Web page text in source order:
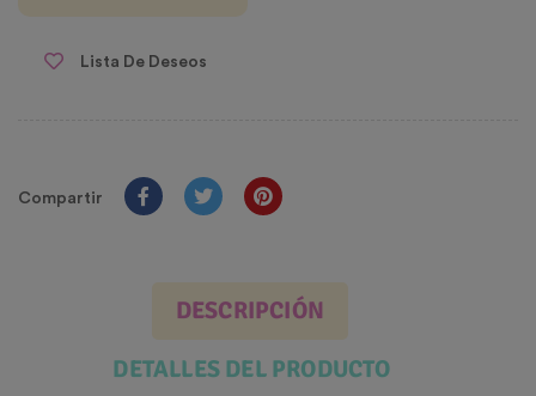
Lista De Deseos
Compartir
DESCRIPCIÓN
DETALLES DEL PRODUCTO